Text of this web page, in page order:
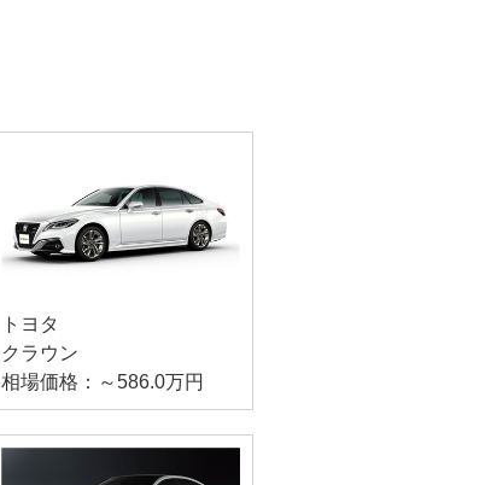
トヨタ
クラウン
相場価格：～586.0万円